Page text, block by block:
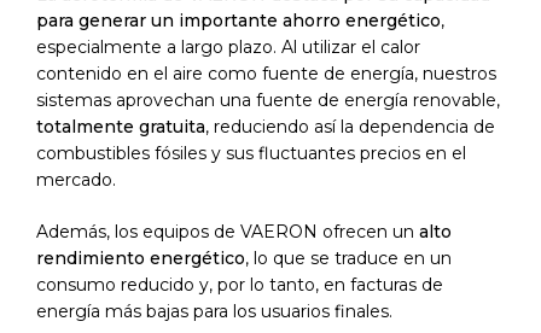
para generar un importante ahorro energético,
especialmente a largo plazo. Al utilizar el calor
contenido en el aire como fuente de energía, nuestros
sistemas aprovechan una fuente de energía renovable,
totalmente gratuita, reduciendo así la dependencia de
combustibles fósiles y sus fluctuantes precios en el
mercado.
Además, los equipos de VAERON ofrecen un alto
rendimiento energético, lo que se traduce en un
consumo reducido y, por lo tanto, en facturas de
energía más bajas para los usuarios finales.